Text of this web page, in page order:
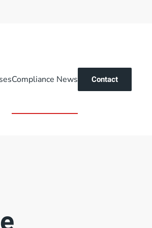
Compliance News Contact